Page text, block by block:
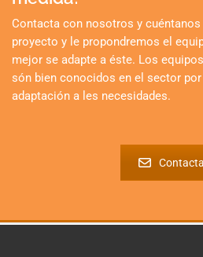
Contacta con nosotros y cuéntanos
proyecto y le propondremos el
mejor se adapte a éste. Los
són bien conocidos en el sector
adaptación a les necesidades.